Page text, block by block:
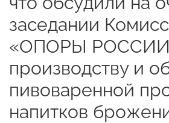
заседании
«ОПОРЫ
производству и
пивоваренной
напитков